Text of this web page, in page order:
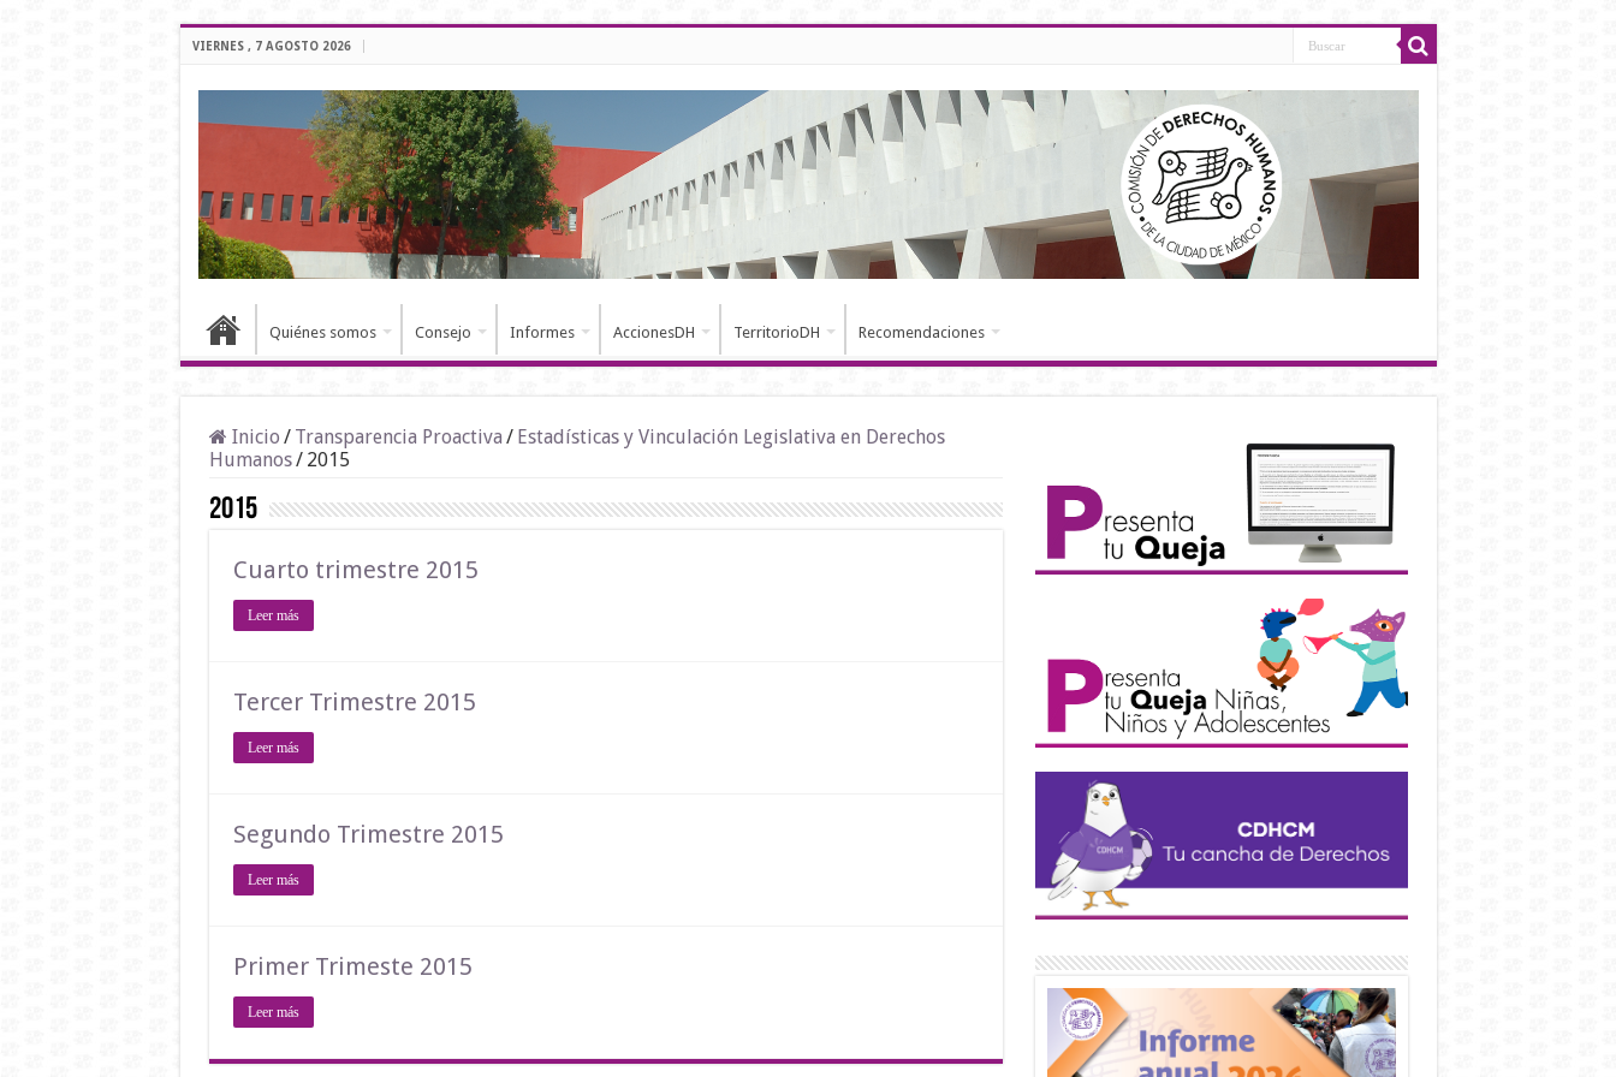
VIERNES , 7 AGOSTO 2026
Quiénes somos Consejo Informes AccionesDH TerritorioDH Recomendaciones
Inicio / Transparencia Proactiva / Estadísticas y Vinculación Legislativa en Derechos
Humanos/ 2015
2015
Cuarto trimestre 2015
Leer más
Tercer Trimestre 2015
Leer más
Segundo Trimestre 2015
Leer más
Primer Trimeste 2015
Leer más